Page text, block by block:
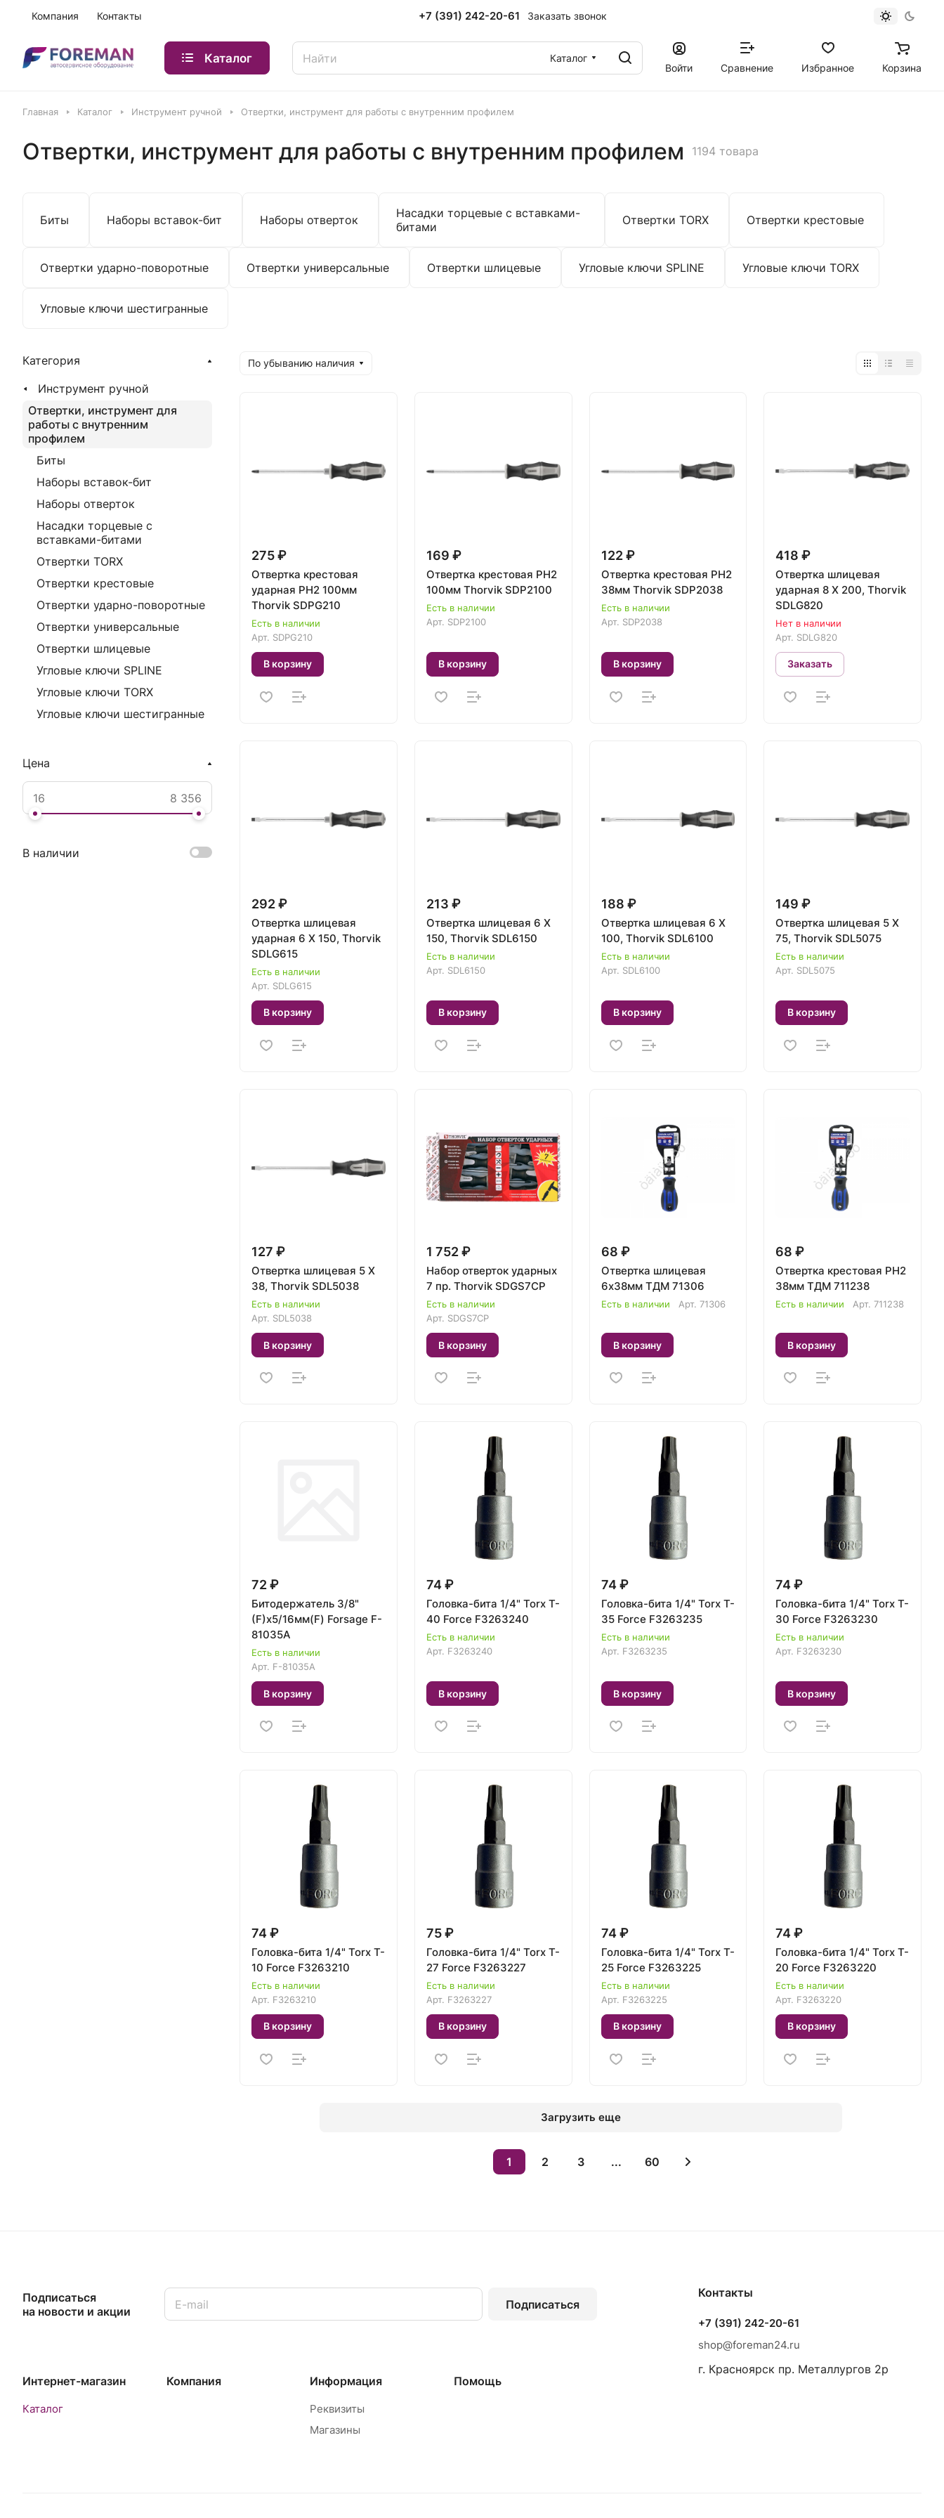
Компания Контакты +7 (391) 242-20-61 Заказать звонок
Каталог
Каталог
Войти
Сравнение Избранное Корзина
Главная Каталог Инструмент ручной Отвертки, инструмент для работы с внутренним профилем
Отвертки, инструмент для работы с внутренним профилем 1194 товара
Биты Наборы вставок-бит Наборы отверток
Насадки торцевые с вставками-
битами
Отвертки TORX Отвертки крестовые
Отвертки ударно-поворотные Отвертки универсальные Отвертки шлицевые Угловые ключи SPLINE Угловые ключи TORX
Угловые ключи шестигранные
По убыванию наличия
275 ₽
Отвертка крестовая
ударная PH2 100мм
Thorvik SDPG210
Есть в наличии
Арт. SDPG210
В корзину
169 ₽
Отвертка крестовая PH2
100мм Thorvik SDP2100
Есть в наличии
Арт. SDP2100
В корзину
122 ₽
Отвертка крестовая PH2
38мм Thorvik SDP2038
Есть в наличии
Арт. SDP2038
В корзину
418 ₽
Отвертка шлицевая
ударная 8 Х 200, Thorvik
SDLG820
Нет в наличии
Арт. SDLG820
Заказать
292 ₽
Отвертка шлицевая
ударная 6 Х 150, Thorvik
SDLG615
Есть в наличии
Арт. SDLG615
В корзину
213 ₽
Отвертка шлицевая 6 Х
150, Thorvik SDL6150
Есть в наличии
Арт. SDL6150
В корзину
188 ₽
Отвертка шлицевая 6 Х
100, Thorvik SDL6100
Есть в наличии
Арт. SDL6100
В корзину
149 ₽
Отвертка шлицевая 5 Х
75, Thorvik SDL5075
Есть в наличии
Арт. SDL5075
В корзину
127 ₽
Отвертка шлицевая 5 Х
38, Thorvik SDL5038
Есть в наличии
Арт. SDL5038
В корзину
1 752 ₽
Набор отверток ударных
7 пр. Thorvik SDGS7CP
Есть в наличии
Арт. SDGS7CP
В корзину
68 ₽
Отвертка шлицевая
6х38мм ТДМ 71306
Есть в наличии Арт. 71306
В корзину
68 ₽
Отвертка крестовая PH2
38мм ТДМ 711238
Есть в наличии Арт. 711238
В корзину
72 ₽
Битодержатель 3/8"
(F)х5/16мм(F) Forsage F-
81035A
Есть в наличии
Арт. F-81035A
В корзину
74 ₽
Головка-бита 1/4" Torx T-
40 Force F3263240
Есть в наличии
Арт. F3263240
В корзину
74 ₽
Головка-бита 1/4" Torx T-
35 Force F3263235
Есть в наличии
Арт. F3263235
В корзину
74 ₽
Головка-бита 1/4" Torx T-
30 Force F3263230
Есть в наличии
Арт. F3263230
В корзину
74 ₽
Головка-бита 1/4" Torx T-
10 Force F3263210
Есть в наличии
Арт. F3263210
В корзину
75 ₽
Головка-бита 1/4" Torx T-
27 Force F3263227
Есть в наличии
Арт. F3263227
В корзину
74 ₽
Головка-бита 1/4" Torx T-
25 Force F3263225
Есть в наличии
Арт. F3263225
В корзину
74 ₽
Головка-бита 1/4" Torx T-
20 Force F3263220
Есть в наличии
Арт. F3263220
В корзину
Загрузить еще
1 2 3 ... 60
Категория
Инструмент ручной
Отвертки, инструмент для
работы с внутренним
профилем
Биты
Наборы вставок-бит
Наборы отверток
Насадки торцевые с
вставками-битами
Отвертки TORX
Отвертки крестовые
Отвертки ударно-поворотные
Отвертки универсальные
Отвертки шлицевые
Угловые ключи SPLINE
Угловые ключи TORX
Угловые ключи шестигранные
Цена
В наличии
Подписаться
на новости и акции
Подписаться
Интернет-магазин
Каталог
Компания Информация
Реквизиты
Магазины
Помощь
Контакты
+7 (391) 242-20-61
shop@foreman24.ru
г. Красноярск пр. Металлургов 2р